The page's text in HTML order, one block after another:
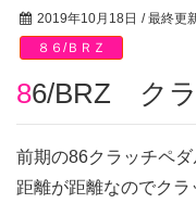
2019年10月18日 / 最終更
８６/ＢＲＺ
86/BRZ ク
前期の86クラッチペ
距離が距離なのでクラ